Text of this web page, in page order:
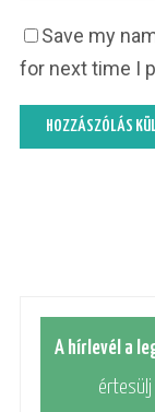
Save my
for next time I
A hírlevél a
értesülj